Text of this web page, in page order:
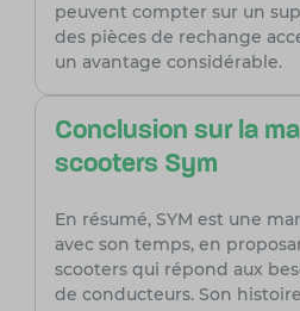
peuvent compter sur un
des pièces de rechange
un avantage considérable.
Conclusion sur la
scooters Sym
En résumé, SYM est une
avec son temps, en
scooters qui répond aux
de conducteurs. Son